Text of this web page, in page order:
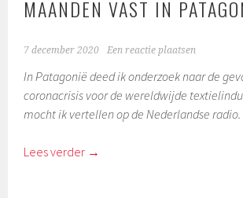
MAANDEN VAST IN
7 december 2020 Een reactie plaatsen
In Patagonië deed ik onderzoek naar de
coronacrisis voor de wereldwijde
mocht ik vertellen op de Nederlandse radio.
Lees verder →